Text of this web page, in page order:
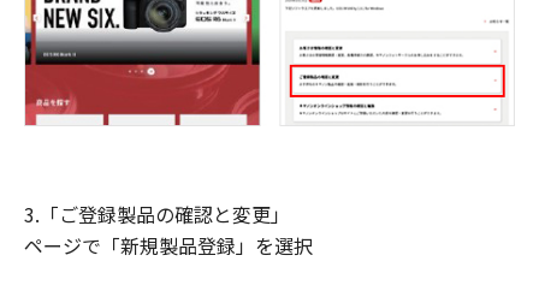
3.「ご登録製品の確認と変更」
ページで「新規製品登録」を選択